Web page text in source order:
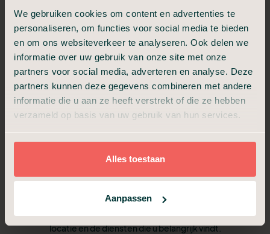
We gebruiken cookies om content en advertenties te
personaliseren, om functies voor social media te bieden
en om ons websiteverkeer te analyseren. Ook delen we
informatie over uw gebruik van onze site met onze
partners voor social media, adverteren en analyse. Deze
partners kunnen deze gegevens combineren met andere
informatie die u aan ze heeft verstrekt of die ze hebben
verzameld op basis van uw gebruik van hun services.
Alles toestaan
Aanpassen
6 We bespreken de dag van de uitvaart
7
We verzorgen het afscheid op de locatie van
de uitvaart
Pakketten en tarieven
vergelijken
De exacte kosten voor een uitvaart in Bloemendaal zijn
afhankelijk van het soort uitvaart (cremeren of begraven), de
locatie en de diensten die u belangrijk vindt.